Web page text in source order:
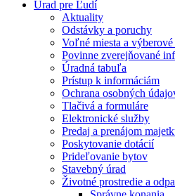
Úrad pre Ľudí
Aktuality
Odstávky a poruchy
Voľné miesta a výberové
Povinne zverejňované
Úradná tabuľa
Prístup k informáciám
Ochrana osobných
Tlačivá a formuláre
Elektronické služby
Predaj a prenájom
Poskytovanie dotácií
Prideľovanie bytov
Stavebný úrad
Životné prostredie a